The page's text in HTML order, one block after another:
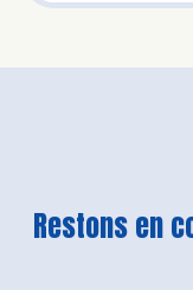
Restons en